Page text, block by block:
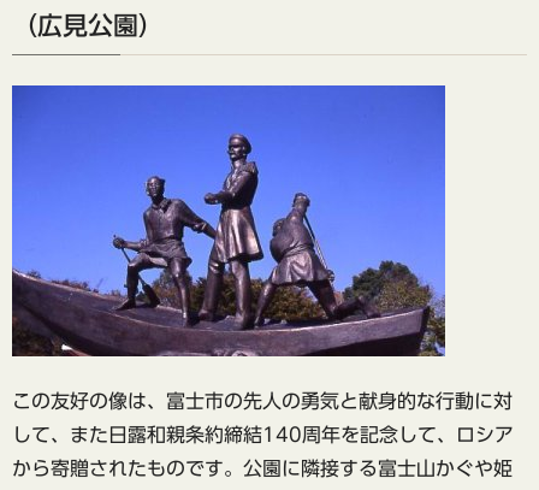
（広見公園）
この友好の像は、富士市の先人の勇気と献身的な行動に対
して、また日露和親条約締結140周年を記念して、ロシア
から寄贈されたものです。公園に隣接する富士山かぐや姫